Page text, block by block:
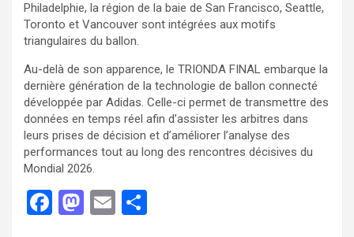
Philadelphie, la région de la baie de San Francisco, Seattle,
Toronto et Vancouver sont intégrées aux motifs
triangulaires du ballon.
Au-delà de son apparence, le TRIONDA FINAL embarque la
dernière génération de la technologie de ballon connecté
développée par Adidas. Celle-ci permet de transmettre des
données en temps réel afin d’assister les arbitres dans
leurs prises de décision et d’améliorer l’analyse des
performances tout au long des rencontres décisives du
Mondial 2026.
F
M
E